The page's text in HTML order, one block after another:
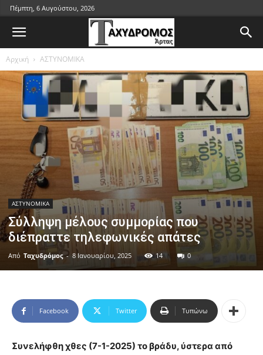
Πέμπτη, 6 Αυγούστου, 2026
Αρχική ΑΣΤΥΝΟΜΙΚΑ
ΑΣΤΥΝΟΜΙΚΑ
Σύλληψη μέλους συμμορίας που
διέπραττε τηλεφωνικές απάτες
Από Ταχυδρόμος - 8 Ιανουαρίου, 2025 14 0
Facebook Twitter Τυπώνω
Συνελήφθη χθες (7-1-2025) το βράδυ, ύστερα από